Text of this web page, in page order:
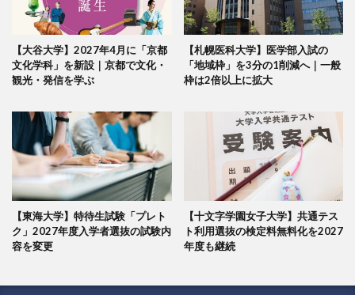
【大谷大学】2027年4月に「京都
文化学科」を新設｜京都で文化・
観光・発信を学ぶ
【札幌医科大学】医学部入試の
「地域枠」を3分の1削減へ｜一般
枠は2倍以上に拡大
【東海大学】特待生試験「プレト
ク」2027年度入学者選抜の試験内
容を変更
【十文字学園女子大学】共通テス
ト利用選抜の検定料無料化を2027
年度も継続